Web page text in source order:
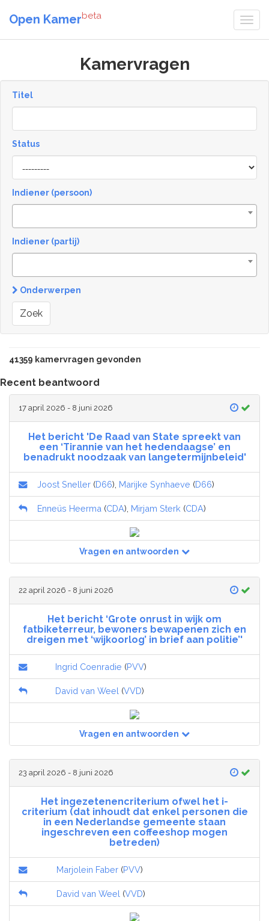
Open Kamerbeta
Kamervragen
Titel
Status
[invalid
name]
Indiener (persoon)
Indiener (partij)
Onderwerpen
Zoek
41359 kamervragen gevonden
Recent beantwoord
17 april 2026 - 8 juni 2026
Het bericht 'De Raad van State spreekt van
een ‘Tirannie van het hedendaagse’ en
benadrukt noodzaak van langetermijnbeleid'
Joost Sneller (D66), Marijke Synhaeve (D66)
Enneüs Heerma (CDA), Mirjam Sterk (CDA)
Vragen en antwoorden
22 april 2026 - 8 juni 2026
Het bericht ‘Grote onrust in wijk om
fatbiketerreur, bewoners bewapenen zich en
dreigen met ‘wijkoorlog’ in brief aan politie’'
Ingrid Coenradie (PVV)
David van Weel (VVD)
Vragen en antwoorden
23 april 2026 - 8 juni 2026
Het ingezetenencriterium ofwel het i-
criterium (dat inhoudt dat enkel personen die
in een Nederlandse gemeente staan
ingeschreven een coffeeshop mogen
betreden)
Marjolein Faber (PVV)
David van Weel (VVD)